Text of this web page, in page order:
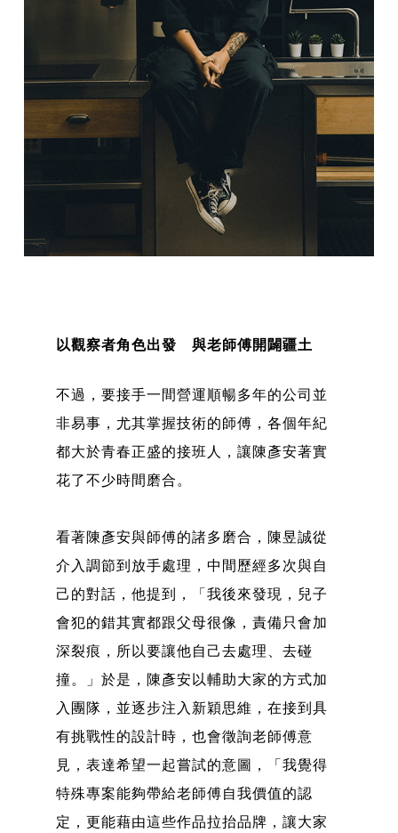
以觀察者角色出發 與老師傅開闢疆土
不過，要接手一間營運順暢多年的公司並
非易事，尤其掌握技術的師傅，各個年紀
都大於青春正盛的接班人，讓陳彥安著實
花了不少時間磨合。
看著陳彥安與師傅的諸多磨合，陳昱誠從
介入調節到放手處理，中間歷經多次與自
己的對話，他提到，「我後來發現，兒子
會犯的錯其實都跟父母很像，責備只會加
深裂痕，所以要讓他自己去處理、去碰
撞。」於是，陳彥安以輔助大家的方式加
入團隊，並逐步注入新穎思維，在接到具
有挑戰性的設計時，也會徵詢老師傅意
見，表達希望一起嘗試的意圖，「我覺得
特殊專案能夠帶給老師傅自我價值的認
定，更能藉由這些作品拉抬品牌，讓大家